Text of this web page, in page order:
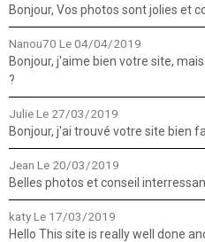
Bonjour, Vos photos sont jolies et
Nanou70 Le 04/04/2019
Bonjour, j'aime bien votre site,
?
JulieLe 27/03/2019
Bonjour, j'ai trouvé votre site bien
Jean Le 20/03/2019
Belles photos et conseil
katyLe 17/03/2019
Hello This site is really well done